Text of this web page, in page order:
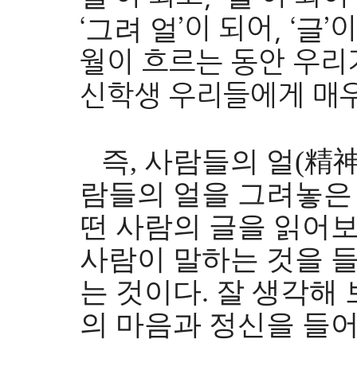
‘그려 얼’이 되어, ‘글’
월이 흐르는 동안 우
신학생 우리들에게 매
즉, 사람들의 얼(精
람들의 얼을 그려놓
떤 사람의 글을 읽어
사람이 말하는 것을
는 것이다. 잘 생각해
의 마음과 정신을 들